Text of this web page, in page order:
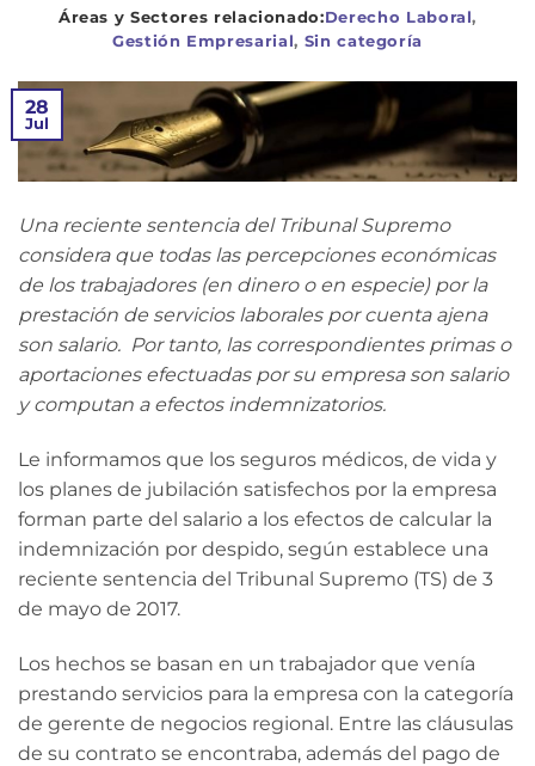
Derecho Laboral,
Gestión Empresarial, Sin categoría
28
Jul
Una reciente sentencia del Tribunal Supremo
considera que todas las percepciones económicas
de los trabajadores (en dinero o en especie) por la
prestación de servicios laborales por cuenta ajena
son salario. Por tanto, las correspondientes primas o
aportaciones efectuadas por su empresa son salario
y computan a efectos indemnizatorios.
Le informamos que los seguros médicos, de vida y
los planes de jubilación satisfechos por la empresa
forman parte del salario a los efectos de calcular la
indemnización por despido, según establece una
reciente sentencia del Tribunal Supremo (TS) de 3
de mayo de 2017.
Los hechos se basan en un trabajador que venía
prestando servicios para la empresa con la categoría
de gerente de negocios regional. Entre las cláusulas
de su contrato se encontraba, además del pago de